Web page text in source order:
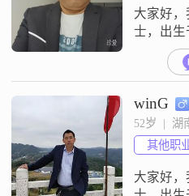
直在努力
大家好
士，出生
5000元
的工作
专，但我
努力提升
人，从不
就一定
winG
52岁  |  湖
其他职
大家好